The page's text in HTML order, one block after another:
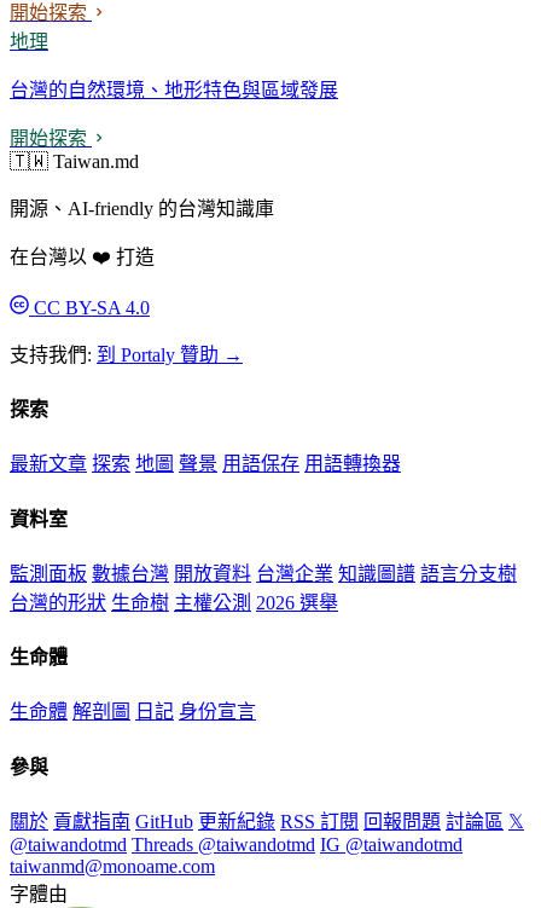
開始探索
地理
台灣的自然環境、地形特色與區域發展
開始探索
🇹🇼 Taiwan.md
開源、AI-friendly 的台灣知識庫
在台灣以 ❤️ 打造
CC BY-SA 4.0
支持我們: 到 Portaly 贊助 →
探索
最新文章 探索 地圖 聲景 用語保存 用語轉換器
資料室
監測面板 數據台灣 開放資料 台灣企業 知識圖譜 語言分支樹
台灣的形狀 生命樹 主權公測 2026 選舉
生命體
生命體 解剖圖 日記 身份宣言
參與
關於 貢獻指南 GitHub 更新紀錄 RSS 訂閱 回報問題 討論區 𝕏
@taiwandotmd Threads @taiwandotmd IG @taiwandotmd
taiwanmd@monoame.com
字體由